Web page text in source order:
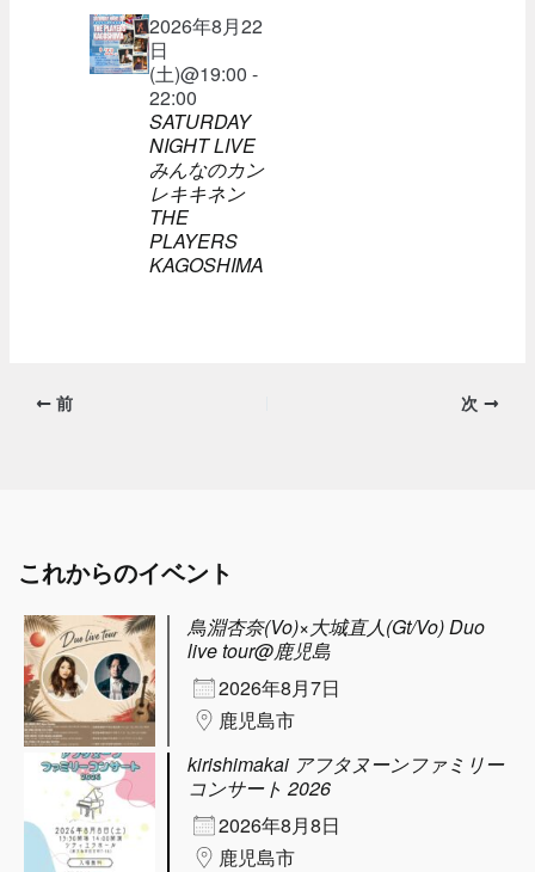
2026年8月22
日
(土)@19:00 -
22:00
SATURDAY
NIGHT LIVE
みんなのカン
レキキネン
THE
PLAYERS
KAGOSHIMA
前 次
これからのイベント
鳥淵杏奈(Vo)×大城直人(Gt/Vo) Duo
live tour@鹿児島
2026年8月7日
鹿児島市
kirishimakai アフタヌーンファミリー
コンサート 2026
2026年8月8日
鹿児島市